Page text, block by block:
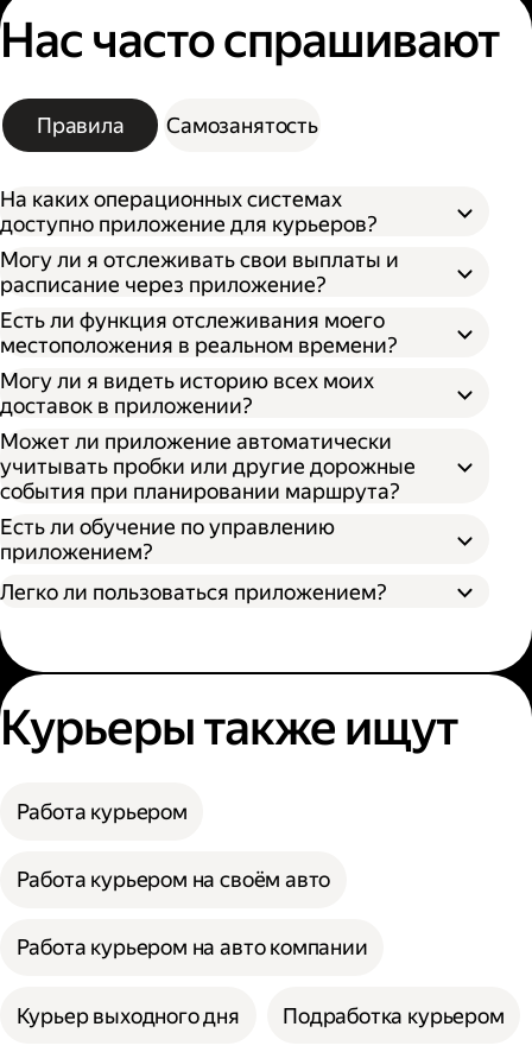
Нас часто спрашивают
Правила Самозанятость
На каких операционных системах
доступно приложение для курьеров?
Могу ли я отслеживать свои выплаты и
расписание через приложение?
Есть ли функция отслеживания моего
местоположения в реальном времени?
Могу ли я видеть историю всех моих
доставок в приложении?
Может ли приложение автоматически
учитывать пробки или другие дорожные
события при планировании маршрута?
Есть ли обучение по управлению
приложением?
Легко ли пользоваться приложением?
Курьеры также ищут
Работа курьером
Работа курьером на своём авто
Работа курьером на авто компании
Курьер выходного дня Подработка курьером